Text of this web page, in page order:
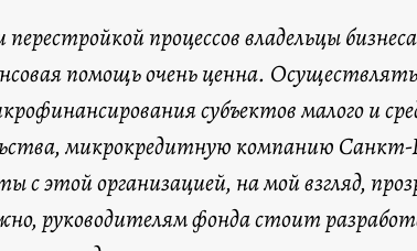
процессов владельцы
помощь очень ценна.
субъектов малого и
микрокредитную компанию Санкт-
с этой организацией, на мой взгляд,
руководителям фонда стоит